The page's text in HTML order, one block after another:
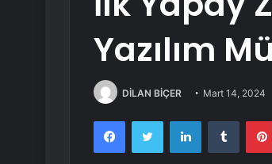
Yazılım
DİLAN BİÇER Mart 14, 2024
FacebookTwitter LinkedInTumblr